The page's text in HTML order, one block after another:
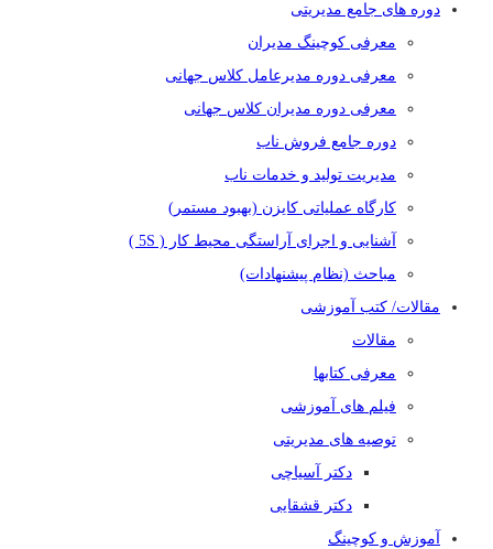
دوره های جامع مدیریتی
معرفی کوچینگ مدیران
معرفی دوره مدیرعامل کلاس جهانی
معرفی دوره مدیران کلاس جهانی
دوره جامع فروش ناب
مدیریت تولید و خدمات ناب
کارگاه عملیاتی کایزن (بهبود مستمر)
آشنایی و اجرای آراستگی محیط کار ( 5S )
مباحث (نظام پیشنهادات)
مقالات/ کتب آموزشی
مقالات
معرفی کتابها
فیلم های آموزشی
توصیه های مدیریتی
دکتر آسیاچی
دکتر قشقایی
آموزش و کوچینگ